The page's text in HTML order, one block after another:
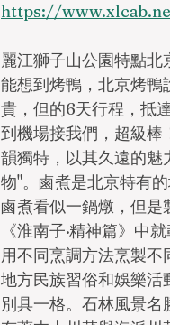
https://
麗江獅子山公園特點
能想到烤鴨，北京烤鴨
貴，但的6天行程，抵
到機場接我們，超級棒
韻獨特，以其久遠的魅
物"。鹵煮是北京特有
鹵煮看似一鍋燉，但
《淮南子·精神篇》中
用不同烹調方法烹製
地方民族習俗和娛樂活
別具一格。石林風景